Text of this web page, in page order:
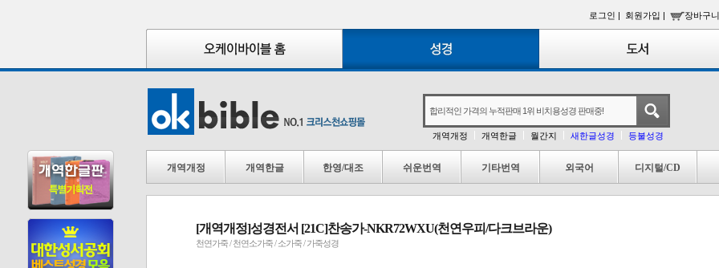
로그인 | 회원가입 | 장바구
개역개정 개역한글 월간지 새한글성경 등불성경
개역개정 개역한글 한영/대조 쉬운번역 기타번역 외국어 디지털/CD
[개역개정]성경전서 [21C]찬송가-NKR72WXU(천연우피/다크브라운)
천연가죽 / 천연소가죽 / 소가죽 / 가죽성경